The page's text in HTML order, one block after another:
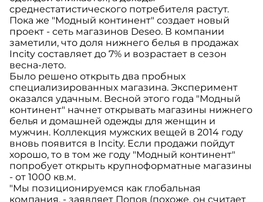
среднестатистического потребителя растут.
Пока же "Модный континент" создает новый
проект - сеть магазинов Deseo. В компании
заметили, что доля нижнего белья в продажах
Incity составляет до 7% и возрастает в сезон
весна-лето.
Было решено открыть два пробных
специализированных магазина. Эксперимент
оказался удачным. Весной этого года "Модный
континент" начнет открывать магазины нижнего
белья и домашней одежды для женщин и
мужчин. Коллекция мужских вещей в 2014 году
вновь появится в Incity. Если продажи пойдут
хорошо, то в том же году "Модный континент"
попробует открыть крупноформатные магазины
- от 1000 кв.м.
"Мы позиционируемся как глобальная
компания, - заявляет Попов (похоже, он считает